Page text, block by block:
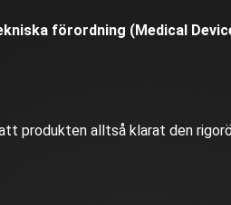
förordning (Medical
produkten alltså klarat den